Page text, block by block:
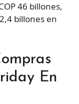
46 billones,
billones en
En